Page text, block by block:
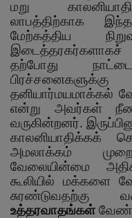
மறு
லாபத்திற்காக
மேற்கத்திய
இடைத்தரகர்களாகச்
தற்போது
தனியார்மயமாக்கல்
என்று அவர்கள்
வருகின்றனர்.
காலனியாதிக்கக்
அமலாக்கம்
வேலையின்மை
கூலியில் மக்களை
சுரண்டுவதற்கு
உத்தரவாதங்கள்